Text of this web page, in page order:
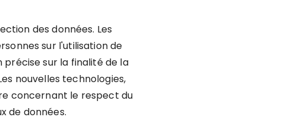
des données. Les
sur l'utilisation de
sur la finalité de la
nouvelles technologies,
concernant le respect du
de données.